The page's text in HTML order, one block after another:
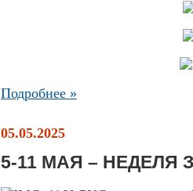
Подробнее »
05.05.2025
5-11 МАЯ – НЕДЕЛЯ